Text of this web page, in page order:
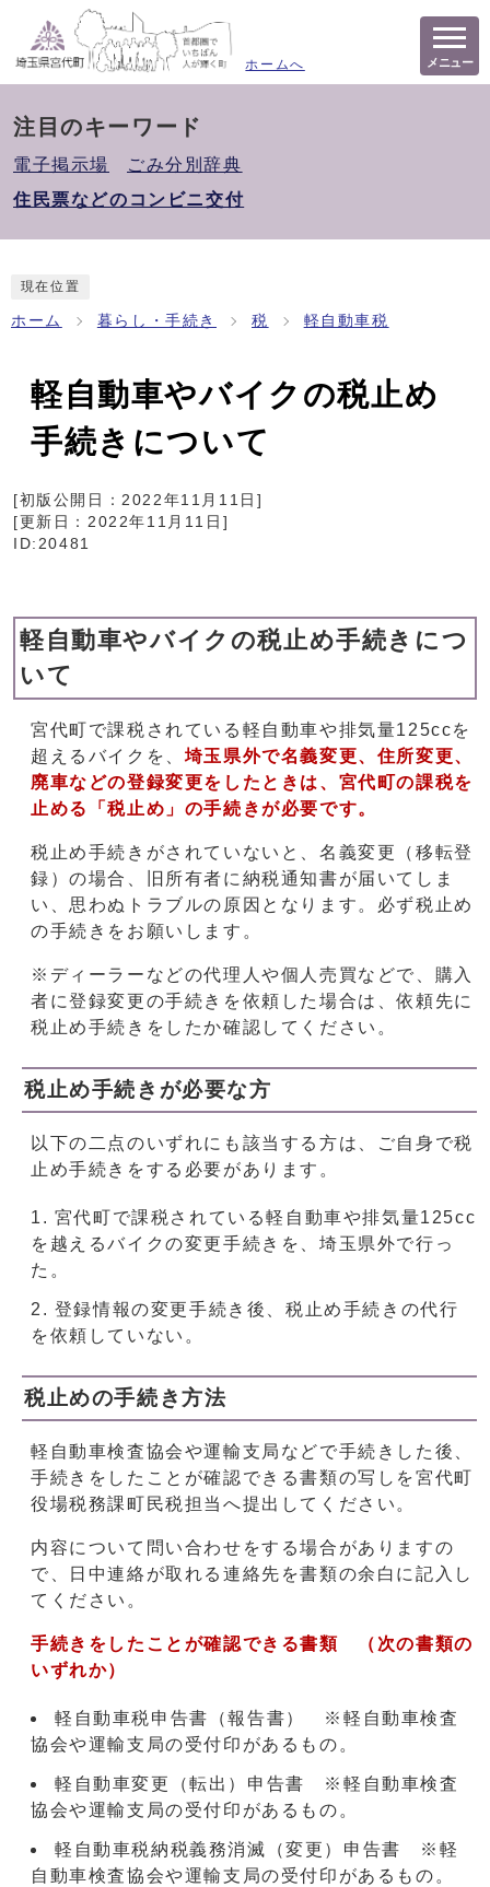
ホームへ メニュー
注目のキーワード
電子掲示場
ごみ分別辞典
住民票などのコンビニ交付
現在位置
ホーム 暮らし・手続き 税 軽自動車税
軽自動車やバイクの税止め
手続きについて
[初版公開日：2022年11月11日 ]
[更新日： 2022年11月11日 ]
ID:20481
軽自動車やバイクの税止め手続きにつ
いて
宮代町で課税されている軽自動車や排気量125ccを
超えるバイクを、 埼玉県外で名義変更、住所変更、
廃車などの登録変更をしたときは、宮代町の課税を
止める「税止め」の手続きが必要です。
税止め手続きがされていないと、名義変更（移転登
録）の場合、旧所有者に納税通知書が届いてしま
い、思わぬトラブルの原因となります。必ず税止め
の手続きをお願いします。
※ディーラーなどの代理人や個人売買などで、購入
者に登録変更の手続きを依頼した場合は、依頼先に
税止め手続きをしたか確認してください。
税止め手続きが必要な方
以下の二点のいずれにも該当する方は、ご自身で税
止め手続きをする必要があります。
宮代町で課税されている軽自動車や排気量125cc
を越えるバイクの変更手続きを、埼玉県外で行っ
た。
登録情報の変更手続き後、税止め手続きの代行
を依頼していない。
税止めの手続き方法
軽自動車検査協会や運輸支局などで手続きした後、
手続きをしたことが確認できる書類の写しを宮代町
役場税務課町民税担当へ提出してください。
内容について問い合わせをする場合がありますの
で、日中連絡が取れる連絡先を書類の余白に記入し
てください。
手続きをしたことが確認できる書類 （次の書類の
いずれか）
軽自動車税申告書（報告書） ※軽自動車検査
協会や運輸支局の受付印があるもの。
軽自動車変更（転出）申告書 ※軽自動車検査
協会や運輸支局の受付印があるもの。
軽自動車税納税義務消滅（変更）申告書 ※軽
自動車検査協会や運輸支局の受付印があるもの。